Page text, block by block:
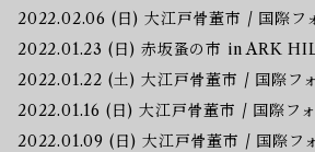
2022.02.06 (日) 大江戸骨董市 / 国際フ
2022.01.23 (日) 赤坂蚤の市 in ARK
2022.01.22 (土) 大江戸骨董市 / 国際フ
2022.01.16 (日) 大江戸骨董市 / 国際フ
2022.01.09 (日) 大江戸骨董市 / 国際フ